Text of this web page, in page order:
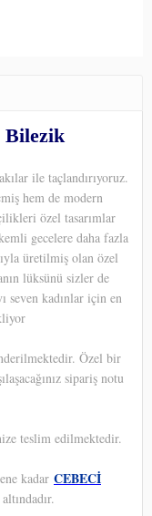
Bilezik
ile taçlandırıyoruz.
hem de modern
özel tasarımlar
gecelere daha fazla
üretilmiş olan özel
lüksünü sizler de
seven kadınlar için en
Özel bir
sipariş notu
teslim edilmektedir.
kadar CEBECİ